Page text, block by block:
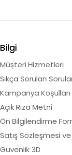
Bilgi
Müşteri Hizmetleri
Sıkça Sorulan
Kampanya Koşulları
Açık Rıza Metni
Ön Bilgilendirme
Satış Sözleşmesi
Güvenlik 3D